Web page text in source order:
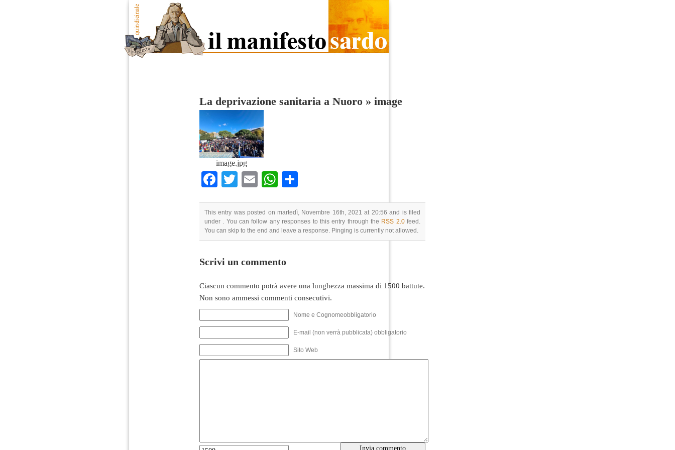
La deprivazione sanitaria a Nuoro » image
image.jpg
Facebook
TwitterEmailWhatsApp
This entry was posted on martedì, Novembre 16th, 2021 at 20:56 and is filed
under . You can follow any responses to this entry through the RSS 2.0feed.
You can skip to the end and leave a response. Pinging is currently not allowed.
Scrivi un commento
Ciascun commento potrà avere una lunghezza massima di 1500 battute.
Non sono ammessi commenti consecutivi.
Nome e Cognomeobbligatorio
E-mail (non verrà pubblicata) obbligatorio
Sito Web